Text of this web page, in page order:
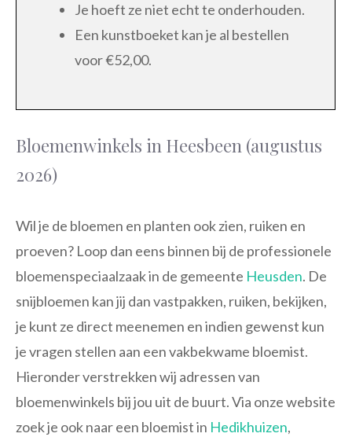
Je hoeft ze niet echt te onderhouden.
Een kunstboeket kan je al bestellen
voor €52,00.
Bloemenwinkels in Heesbeen (augustus
2026)
Wil je de bloemen en planten ook zien, ruiken en
proeven? Loop dan eens binnen bij de professionele
bloemenspeciaalzaak in de gemeente Heusden. De
snijbloemen kan jij dan vastpakken, ruiken, bekijken,
je kunt ze direct meenemen en indien gewenst kun
je vragen stellen aan een vakbekwame bloemist.
Hieronder verstrekken wij adressen van
bloemenwinkels bij jou uit de buurt. Via onze website
zoek je ook naar een bloemist in Hedikhuizen,